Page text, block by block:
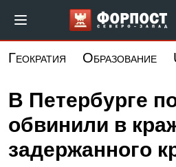
основному
Форпост
Геократия Образование
В Петербурге
обвинили в
задержанного